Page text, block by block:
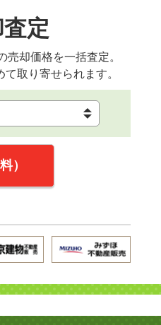
定
却価格を一括査定。
取り寄せられます。
）